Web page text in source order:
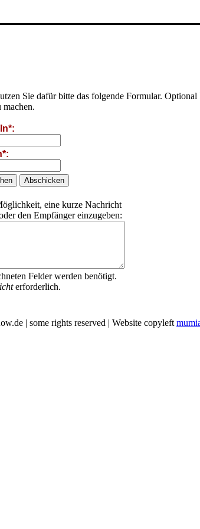
Sie dafür bitte das folgende Formular.
eine kurze Nachricht
den Empfänger einzugeben:
Felder werden benötigt.
erforderlich.
| some rights reserved | Website copyleft